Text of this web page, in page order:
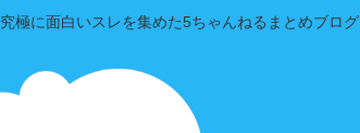
究極に面白いスレを集めた5ちゃんねるまとめブログ